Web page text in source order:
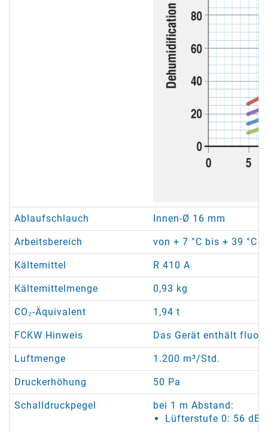
Ablaufschlauch Innen-Ø 16 mm
Arbeitsbereich von + 7 °C bis + 39 °C
Kältemittel R 410 A
Kältemittelmenge 0,93 kg
CO₂-Äquivalent 1,94 t
FCKW Hinweis Das Gerät enthält
Luftmenge 1.200 m³/Std.
Druckerhöhung 50 Pa
Schalldruckpegel
bei 1 m Abstand:
Lüfterstufe 0: 56